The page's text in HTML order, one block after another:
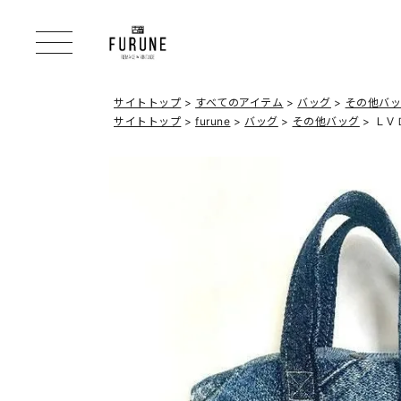
サイトトップ すべてのアイテム バッグ
その他バ
サイトトップ
furune バッグ その他バッグ Ｌ